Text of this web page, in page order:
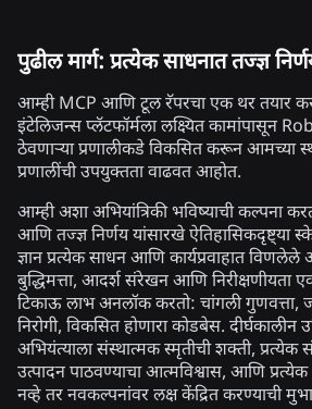
पुढील मार्ग: प्रत्येक साधनात तज्ज्ञ
आम्ही MCP आणि टूल रॅपरचा एक थर तयार
इंटेलिजन्स प्लॅटफॉर्मला लक्ष्यित कामांपासून
ठेवणार्‍या प्रणालीकडे विकसित करून आमच्या
प्रणालींची उपयुक्तता वाढवत आहोत.
आम्ही अशा अभियांत्रिकी भविष्याची कल्पना
आणि तज्ज्ञ निर्णय यांसारखे
ज्ञान प्रत्येक साधन आणि कार्यप्रवाहात
बुद्धिमत्ता, आदर्श संरेखन आणि निरीक्षणीयता
टिकाऊ लाभ अनलॉक करतो: चांगली
निरोगी, विकसित होणारा कोडबेस. दीर्घकालीन
अभियंत्याला संस्थात्मक स्मृतीची शक्ती,
उत्पादन पाठवण्याचा आत्मविश्वास, आणि
नव्हे तर नवकल्पनांवर लक्ष केंद्रित करण्याची